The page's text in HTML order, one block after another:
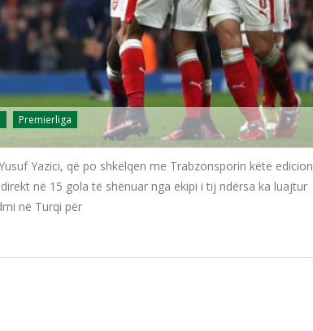
Premierliga
Yazici, që po shkëlqen me Trabzonsporin këtë edicion
në 15 gola të shënuar nga ekipi i tij ndërsa ka luajtur
në Turqi për